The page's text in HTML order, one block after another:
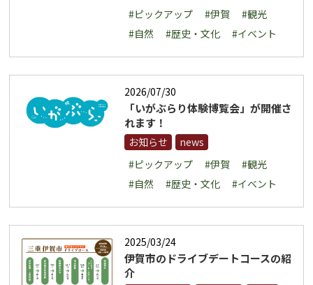
#ピックアップ
#伊賀
#観光
#自然
#歴史・文化 #イベント
2026/07/30
「いがぶらり体験博覧会」が開催さ
れます！
お知らせ
news
#ピックアップ
#伊賀
#観光
#自然
#歴史・文化 #イベント
2025/03/24
伊賀市のドライブデートコースの紹
介